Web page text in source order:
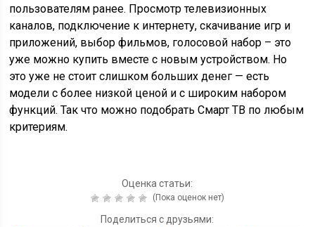
пользователям ранее. Просмотр телевизионных
каналов, подключение к интернету, скачивание игр и
приложений, выбор фильмов, голосовой набор – это
уже можно купить вместе с новым устройством. Но
это уже не стоит слишком больших денег — есть
модели с более низкой ценой и с широким набором
функций. Так что можно подобрать Смарт ТВ по любым
критериям.
Оценка статьи:
(Пока оценок нет)
Поделиться с друзьями: